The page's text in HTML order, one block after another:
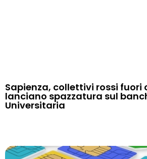
Sapienza, collettivi rossi fuori
lanciano spazzatura sul
Universitaria